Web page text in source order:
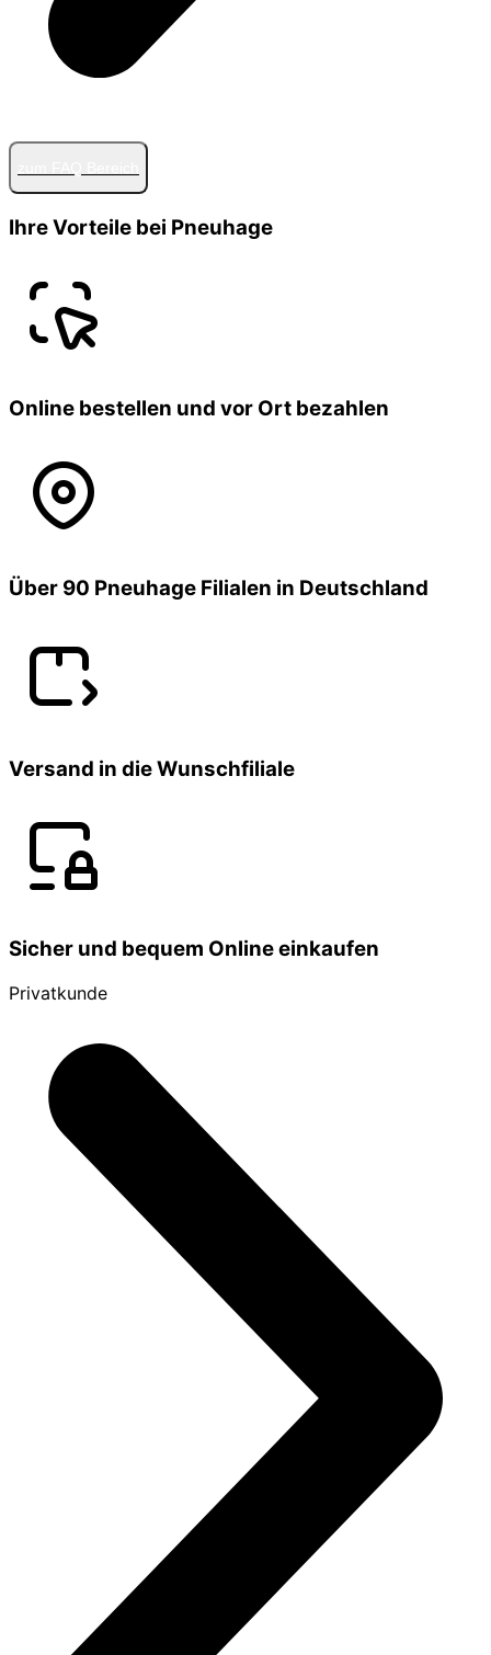
Ihre Vorteile bei Pneuhage
Online bestellen und vor Ort bezahlen
Über 90 Pneuhage Filialen in Deutschland
Versand in die Wunschfiliale
Sicher und bequem Online einkaufen
Privatkunde